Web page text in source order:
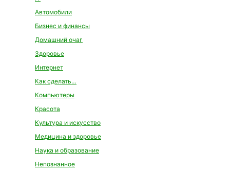
Автомобили
Бизнес и финансы
Домашний очаг
Здоровье
Интернет
Как сделать…
Компьютеры
Красота
Культура и искусство
Медицина и здоровье
Наука и образование
Непознанное